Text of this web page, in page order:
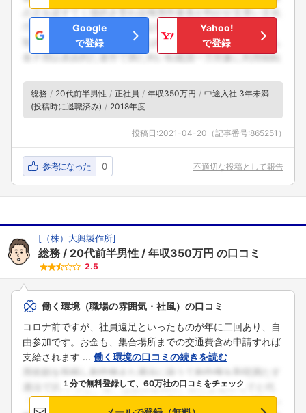
Google
で登録
Yahoo!
で登録
総務 20代前半男性 正社員 年収350万円
中途入社 3年未満
(投稿時に退職済み)
2018年度
投稿日:2021-04-20 （記事番号:865251 ）
参考になった 0 不適切な投稿として報告
[ （株）大興製作所]
総務 20代前半男性 年収350万円 の口コミ
2.5
働く環境（職場の雰囲気・社風）の口コミ
コロナ前ですが、社員遠足といったものが年に二回あり、自
由参加です。お金も、集合場所までの交通費含め申請すれば
支給されます ... 働く環境の口コミの続きを読む
１分で無料登録して、60万社の口コミをチェック